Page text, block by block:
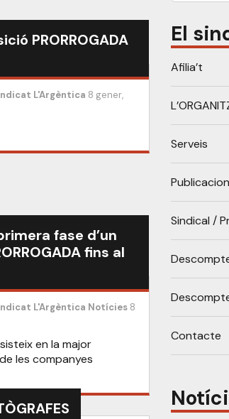
PRORROGADA
L'Argèntica 8 gener,
fase d’un
fins al
L'Argèntica Notícies8
en la major
les companyes
El
Afilia’t
Serveis
Sindical /
Contacte